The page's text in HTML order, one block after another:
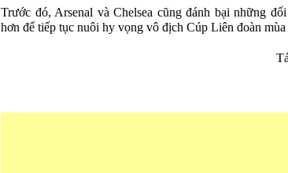
Trước đó, Arsenal và Chelsea cũng đánh bại những
hơn để tiếp tục nuôi hy vọng vô địch Cúp Liên đoàn mùa